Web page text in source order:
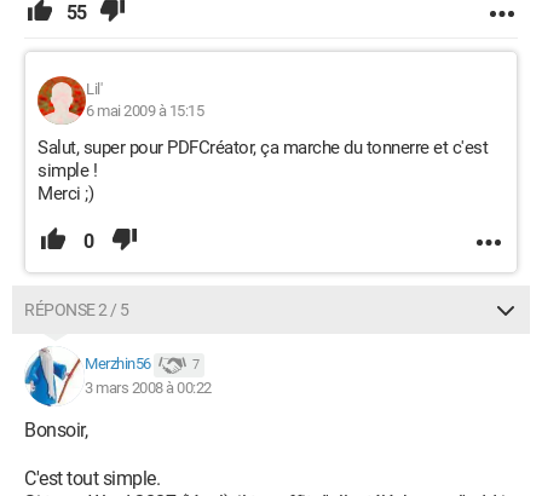
55
Lil'
6 mai 2009 à 15:15
Salut, super pour PDFCréator, ça marche du tonnerre et c'est
simple !
Merci ;)
0
RÉPONSE 2 / 5
Merzhin56 7
3 mars 2008 à 00:22
Bonsoir,
C'est tout simple.